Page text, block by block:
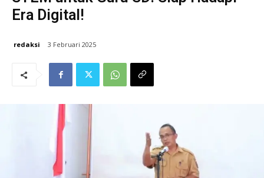
Era Digital!
redaksi 3 Februari 2025